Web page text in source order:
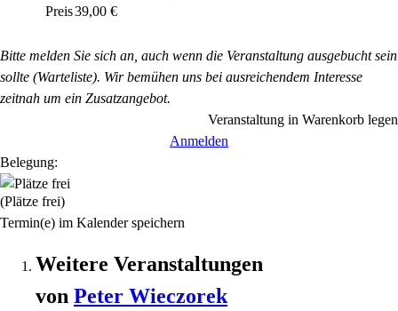
Preis39,00 €
Bitte melden Sie sich an, auch wenn die Veranstaltung ausgebucht sein
sollte (Warteliste). Wir bemühen uns bei ausreichendem Interesse
zeitnah um ein Zusatzangebot.
Veranstaltung in Warenkorb legen
Anmelden
Belegung:
(Plätze frei)
Termin(e) im Kalender speichern
Weitere Veranstaltungen
von Peter Wieczorek